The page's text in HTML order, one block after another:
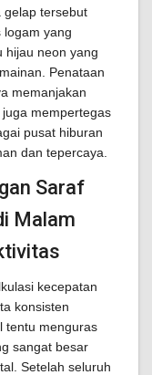
gelap tersebut
logam yang
hijau neon yang
Penataan
memanjakan
mempertegas
pusat hiburan
dan tepercaya.
Saraf
Malam
kecepatan
konsisten
tentu menguras
sangat besar
Setelah seluruh